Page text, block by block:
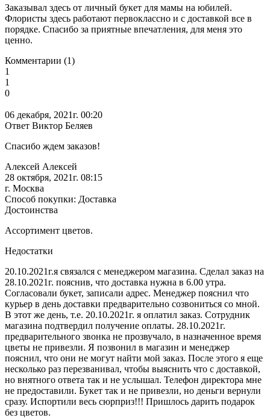
Заказывал здесь от личный букет для мамы на юбилей.
Флористы здесь работают первоклассно и с доставкой все в
порядке. Спасибо за приятные впечатления, для меня это
ценно.
Комментарии (1)
1
1
0
06 декабря, 2021г. 00:20
Ответ Виктор Беляев
Спасибо ждем заказов!
Алексей Алексей
28 октября, 2021г. 08:15
г. Москва
Способ покупки: Доставка
Достоинства
Ассортимент цветов.
Недостатки
20.10.2021г.я связался с менеджером магазина. Сделал заказ на
28.10.2021г. пояснив, что доставка нужна в 6.00 утра.
Согласовали букет, записали адрес. Менеджер пояснил что
курьер в день доставки предварительно созвониться со мной.
В этот же день, т.е. 20.10.2021г. я оплатил заказ. Сотрудник
магазина подтвердил получение оплаты. 28.10.2021г.
предварительного звонка не прозвучало, в назначенное время
цветы не привезли. Я позвонил в магазин и менеджер
пояснил, что они не могут найти мой заказ. После этого я еще
несколько раз перезванивал, чтобы выяснить что с доставкой,
но внятного ответа так и не услышал. Телефон директора мне
не предоставили. Букет так и не привезли, но деньги вернули
сразу. Испортили весь сюрприз!!! Пришлось дарить подарок
без цветов.